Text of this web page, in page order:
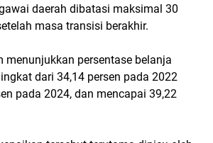
daerah dibatasi maksimal 30
masa transisi berakhir.
menunjukkan persentase belanja
dari 34,14 persen pada 2022
pada 2024, dan mencapai 39,22